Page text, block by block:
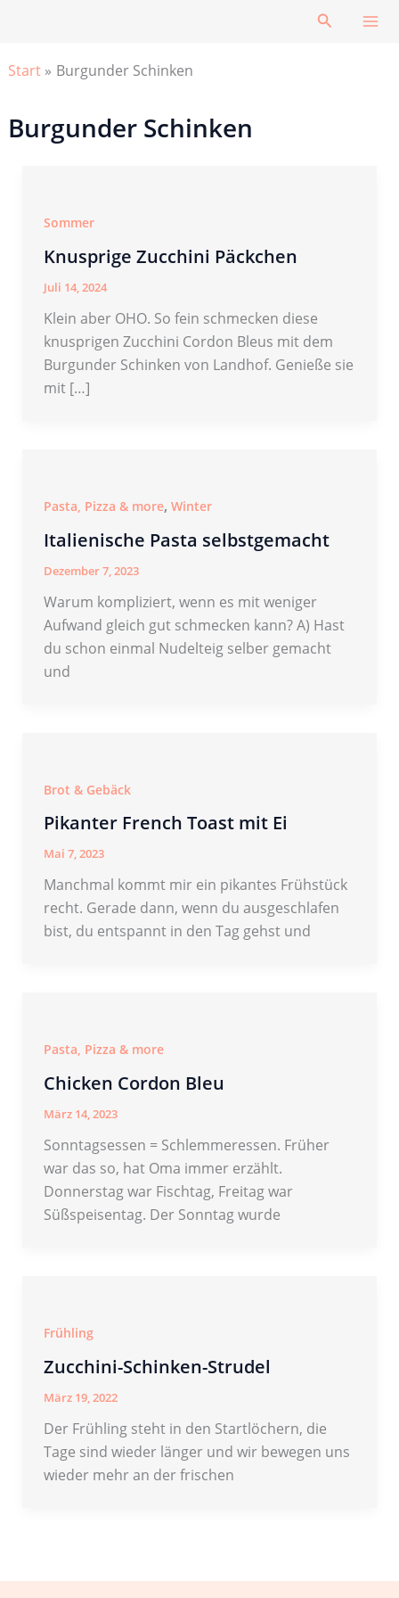
Suchen
Start Burgunder Schinken
Burgunder Schinken
Sommer
Knusprige Zucchini Päckchen
Juli 14, 2024
Klein aber OHO. So fein schmecken diese
knusprigen Zucchini Cordon Bleus mit dem
Burgunder Schinken von Landhof. Genieße sie
mit […]
Pasta, Pizza & more, Winter
Italienische Pasta selbstgemacht
Dezember 7, 2023
Warum kompliziert, wenn es mit weniger
Aufwand gleich gut schmecken kann? A) Hast
du schon einmal Nudelteig selber gemacht
und
Brot & Gebäck
Pikanter French Toast mit Ei
Mai 7, 2023
Manchmal kommt mir ein pikantes Frühstück
recht. Gerade dann, wenn du ausgeschlafen
bist, du entspannt in den Tag gehst und
Pasta, Pizza & more
Chicken Cordon Bleu
März 14, 2023
Sonntagsessen = Schlemmeressen. Früher
war das so, hat Oma immer erzählt.
Donnerstag war Fischtag, Freitag war
Süßspeisentag. Der Sonntag wurde
Frühling
Zucchini-Schinken-Strudel
März 19, 2022
Der Frühling steht in den Startlöchern, die
Tage sind wieder länger und wir bewegen uns
wieder mehr an der frischen